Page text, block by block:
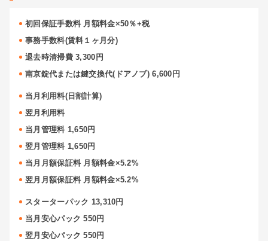
初回保証手数料 月額料金×50％+税
事務手数料(賃料１ヶ月分)
退去時清掃費 3,300円
南京錠代または鍵交換代(ドアノブ) 6,600円
当月利用料(日割計算)
翌月利用料
当月管理料 1,650円
翌月管理料 1,650円
当月月額保証料 月額料金×5.2%
翌月月額保証料 月額料金×5.2%
スターターパック 13,310円
当月安心パック 550円
翌月安心パック 550円